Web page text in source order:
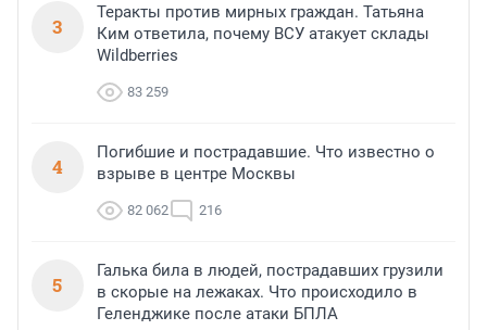
3
Теракты против мирных граждан. Татьяна
Ким ответила, почему ВСУ атакует склады
Wildberries
83 259
4
Погибшие и пострадавшие. Что известно о
взрыве в центре Москвы
82 062 216
5
Галька била в людей, пострадавших грузили
в скорые на лежаках. Что происходило в
Геленджике после атаки БПЛА